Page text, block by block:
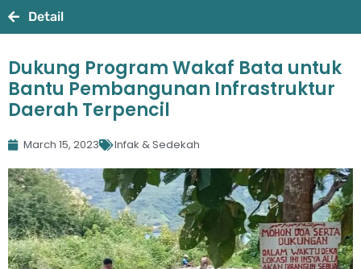
Detail
Dukung Program Wakaf Bata untuk
Bantu Pembangunan Infrastruktur
Daerah Terpencil
March 15, 2023 Infak & Sedekah